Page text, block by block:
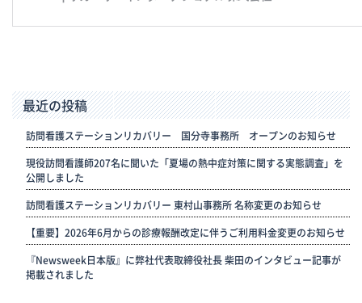
最近の投稿
訪問看護ステーションリカバリー 国分寺事務所 オープンのお知らせ
現役訪問看護師207名に聞いた「夏場の熱中症対策に関する実態調査」を
公開しました
訪問看護ステーションリカバリー 東村山事務所 名称変更のお知らせ
【重要】2026年6月からの診療報酬改定に伴うご利用料金変更のお知らせ
『Newsweek日本版』に弊社代表取締役社長 柴田のインタビュー記事が
掲載されました